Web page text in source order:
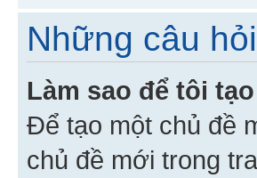
Những câu
Làm sao để tôi
Để tạo một chủ đề
chủ đề mới trong